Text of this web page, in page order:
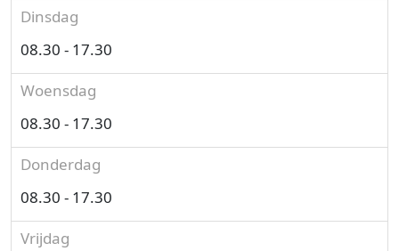
Dinsdag
08.30 - 17.30
Woensdag
08.30 - 17.30
Donderdag
08.30 - 17.30
Vrijdag